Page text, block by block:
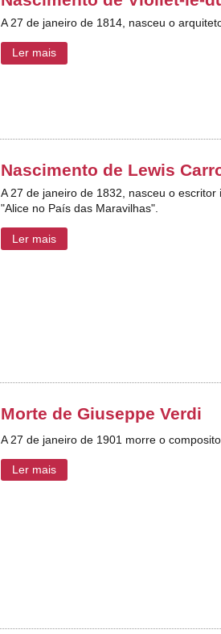
A 27 de janeiro de 1814, nasceu o
Ler mais
Nascimento de Lewis
A 27 de janeiro de 1832, nasceu o
"Alice no País das Maravilhas".
Ler mais
Morte de Giuseppe Verdi
A 27 de janeiro de 1901 morre o
Ler mais